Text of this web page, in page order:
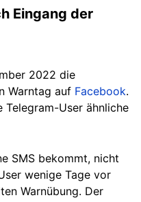
Eingang der
2022 die
Warntag auf Facebook.
Telegram-User ähnliche
SMS bekommt, nicht
wenige Tage vor
Warnübung. Der